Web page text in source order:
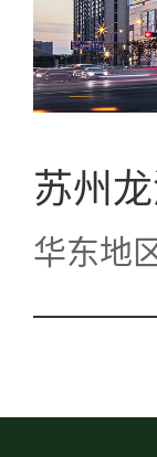
苏州
华东地